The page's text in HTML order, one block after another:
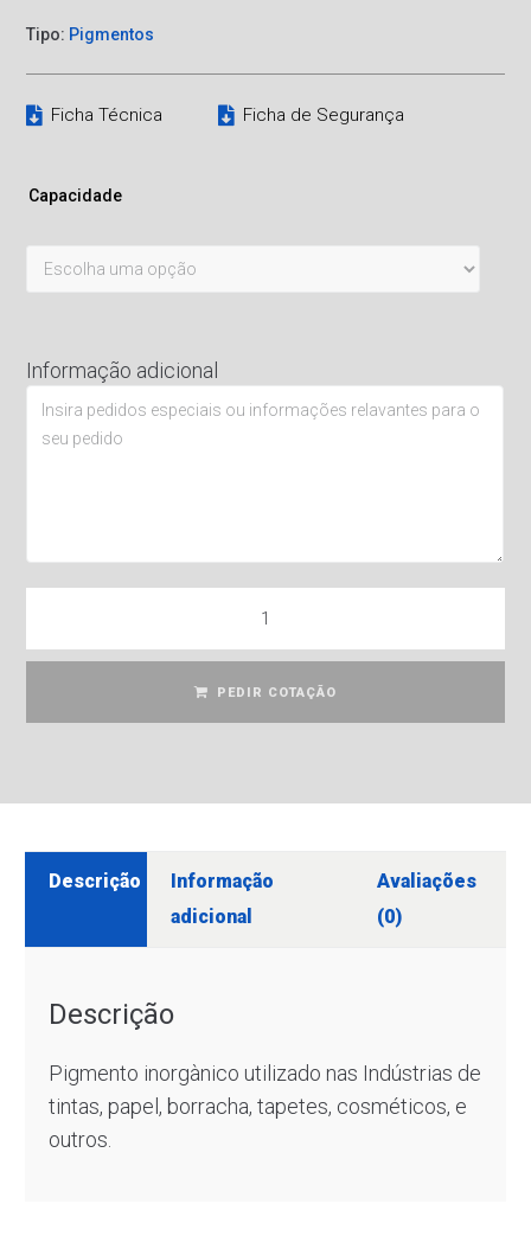
Tipo: Pigmentos
Ficha Técnica Ficha de Segurança
Capacidade
Informação adicional
PEDIR COTAÇÃO
Descrição
Informação
adicional
Avaliações
(0)
Descrição
Pigmento inorgànico utilizado nas Indústrias de
tintas, papel, borracha, tapetes, cosméticos, e
outros.